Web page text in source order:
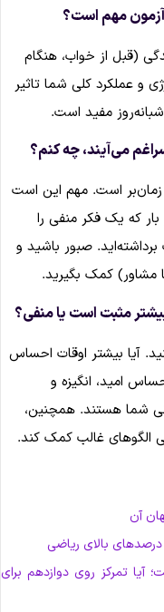
مهم است؟
(قبل از خواب، هنگام
و عملکرد کلی شما تاثیر
مفید است.
می‌آیند، چه کنم؟
است. مهم این است
که یک فکر منفی را
صبور باشید و
کمک بگیرید.
مثبت است یا منفی؟
آیا بیشتر اوقات احساس
امید، انگیزه و
شما هستند. همچنین،
الگوهای غالب کمک کند.
آن
بالای ریاضی
آیا تمرکز روی دوازدهم برای